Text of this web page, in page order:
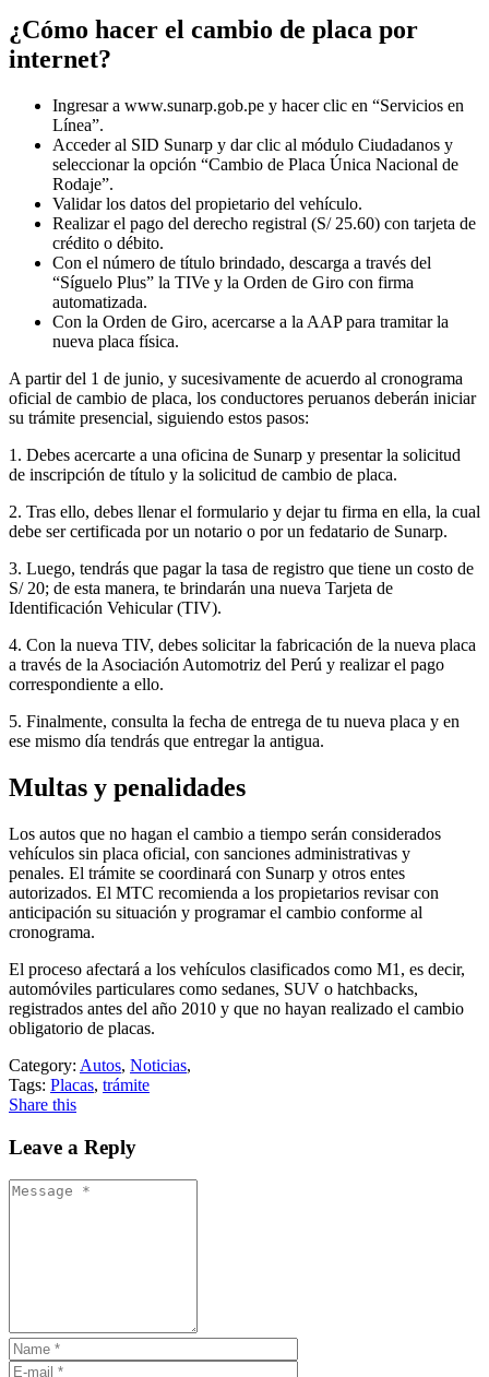
¿Cómo hacer el cambio de placa por
internet?
Ingresar a www.sunarp.gob.pe y hacer clic en “Servicios en
Línea”.
Acceder al SID Sunarp y dar clic al módulo Ciudadanos y
seleccionar la opción “Cambio de Placa Única Nacional de
Rodaje”.
Validar los datos del propietario del vehículo.
Realizar el pago del derecho registral (S/ 25.60) con tarjeta de
crédito o débito.
Con el número de título brindado, descarga a través del
“Síguelo Plus” la TIVe y la Orden de Giro con firma
automatizada.
Con la Orden de Giro, acercarse a la AAP para tramitar la
nueva placa física.
A partir del 1 de junio, y sucesivamente de acuerdo al cronograma
oficial de cambio de placa, los conductores peruanos deberán iniciar
su trámite presencial, siguiendo estos pasos:
1. Debes acercarte a una oficina de Sunarp y presentar la solicitud
de inscripción de título y la solicitud de cambio de placa.
2. Tras ello, debes llenar el formulario y dejar tu firma en ella, la cual
debe ser certificada por un notario o por un fedatario de Sunarp.
3. Luego, tendrás que pagar la tasa de registro que tiene un costo de
S/ 20; de esta manera, te brindarán una nueva Tarjeta de
Identificación Vehicular (TIV).
4. Con la nueva TIV, debes solicitar la fabricación de la nueva placa
a través de la Asociación Automotriz del Perú y realizar el pago
correspondiente a ello.
5. Finalmente, consulta la fecha de entrega de tu nueva placa y en
ese mismo día tendrás que entregar la antigua.
Multas y penalidades
Los autos que no hagan el cambio a tiempo serán considerados
vehículos sin placa oficial, con sanciones administrativas y
penales. El trámite se coordinará con Sunarp y otros entes
autorizados. El MTC recomienda a los propietarios revisar con
anticipación su situación y programar el cambio conforme al
cronograma.
El proceso afectará a los vehículos clasificados como M1, es decir,
automóviles particulares como sedanes, SUV o hatchbacks,
registrados antes del año 2010 y que no hayan realizado el cambio
obligatorio de placas.
Category: Autos, Noticias,
Tags: Placas, trámite
Share this
Leave a Reply